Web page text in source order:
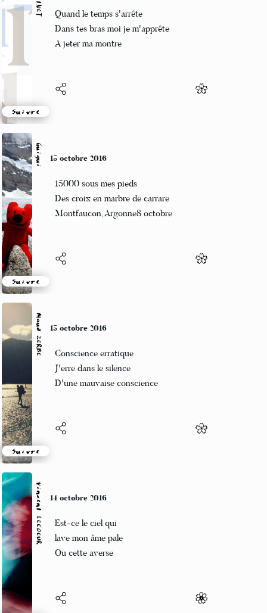
Suivre
A mesurer tout
Je perds les distances c'est fou
Bien ? D'être carré
Guigui
Suivre
12 octobre 2016
Vous ne changez pas
Vous en avez fait le tour
Et c’est elle qui change
Maud ZERBE
Suivre
12 octobre 2016
Un viol des plus doux
J'y consent en riant
Puis on fume des clopes
Vincent LECŒUR
Cette année pas de pomme sur les pommiers
Pas de gnôle dans le gosier